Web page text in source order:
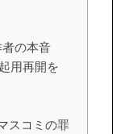
の本音
用再開を
スコミの罪